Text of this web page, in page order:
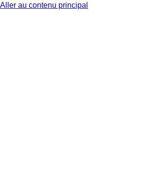
Aller au contenu principal